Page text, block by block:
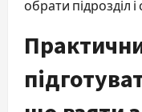
обрати підрозділ і